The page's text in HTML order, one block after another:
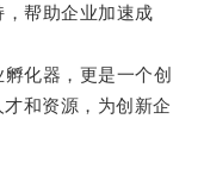
帮助企业加速成
化器，更是一个创
和资源，为创新企